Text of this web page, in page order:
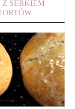
SERKIEM